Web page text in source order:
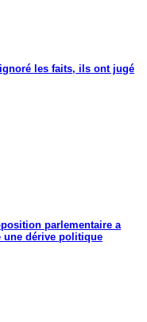
les faits, ils ont jugé
parlementaire a
une dérive politique